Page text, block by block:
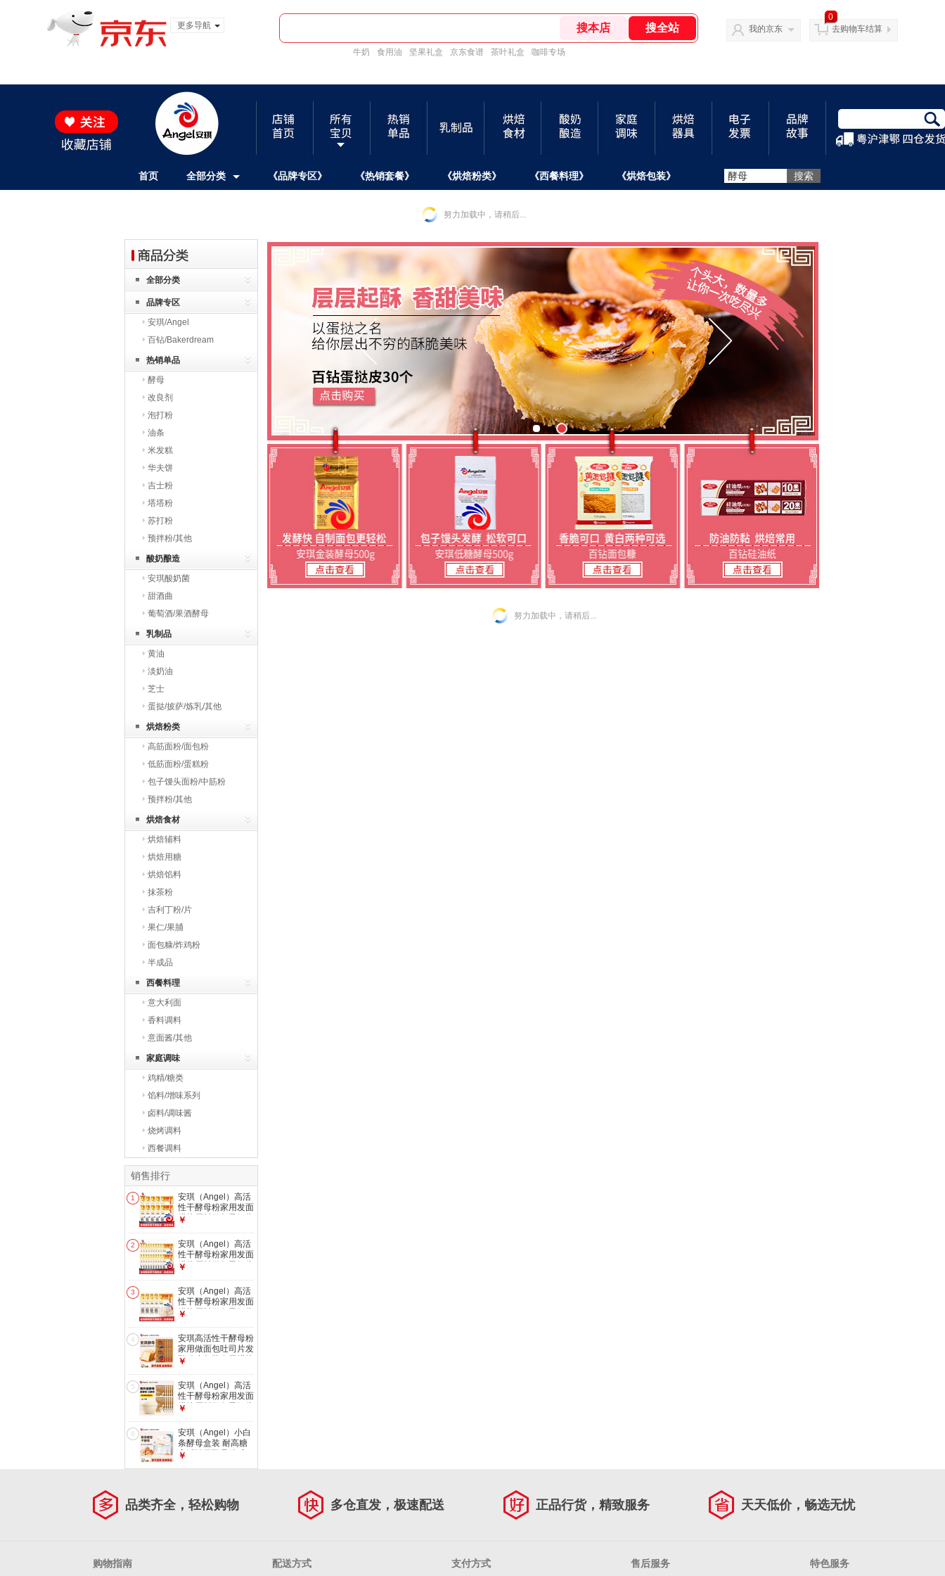
更多导航
牛奶 食用油 坚果礼盒 京东食谱 茶叶礼盒 咖啡专场
我的京东
0
去购物车结算
首页 全部分类 《品牌专区》 《热销套餐》 《烘焙粉类》 《西餐料理》 《烘焙包装》
努力加载中，请稍后...
全部分类
品牌专区
安琪/Angel
百钻/Bakerdream
热销单品
酵母
改良剂
泡打粉
油条
米发糕
华夫饼
吉士粉
塔塔粉
苏打粉
预拌粉/其他
酸奶酿造
安琪酸奶菌
甜酒曲
葡萄酒/果酒酵母
乳制品
黄油
淡奶油
芝士
蛋挞/披萨/炼乳/其他
烘焙粉类
高筋面粉/面包粉
低筋面粉/蛋糕粉
包子馒头面粉/中筋粉
预拌粉/其他
烘焙食材
烘焙辅料
烘焙用糖
烘焙馅料
抹茶粉
吉利丁粉/片
果仁/果脯
面包糠/炸鸡粉
半成品
西餐料理
意大利面
香料调料
意面酱/其他
家庭调味
鸡精/糖类
馅料/增味系列
卤料/调味酱
烧烤调料
西餐调料
销售排行
1
安琪（Angel）高活
性干酵母粉家用发面
烘焙原料做包子馒头
粉 酵母 5g *10袋
￥
2
安琪（Angel）高活
性干酵母粉家用发面
烘焙原料做包子馒头
粉 酵母 5g *20袋
￥
3
安琪（Angel）高活
性干酵母粉家用发面
烘焙原料做包子馒头
粉 酵母5g*5袋
￥
4
安琪高活性干酵母粉
家用做面包吐司片发
酵粉小包装食用烘焙
袋
￥
5
安琪（Angel）高活
性干酵母粉家用发面
烘焙原料做包子馒头
粉 【新升级酵母】
6g*10袋
￥
6
安琪（Angel）小白
条酵母盒装 耐高糖
高活性干酵母粉 家
￥
努力加载中，请稍后...
品类齐全，轻松购物 多仓直发，极速配送 正品行货，精致服务 天天低价，畅选无忧
购物指南 配送方式 支付方式 售后服务 特色服务